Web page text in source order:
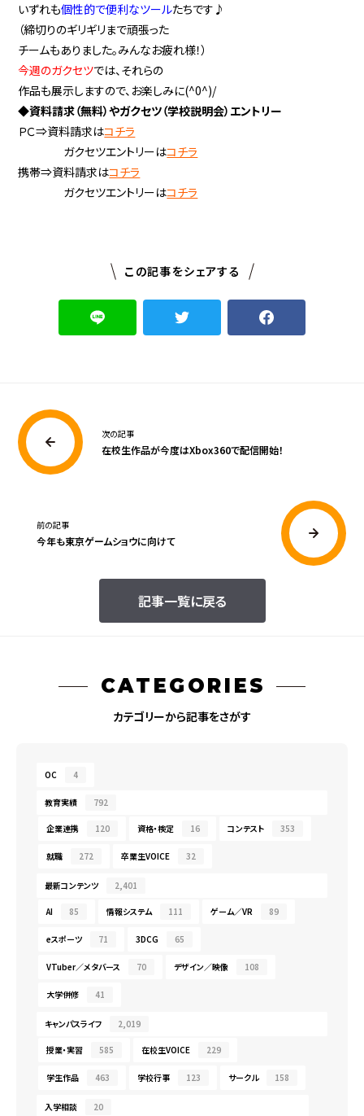
いずれも個性的で便利なツールたちです♪
（締切りのギリギリまで頑張った
チームもありました。みんなお疲れ様！）
今週のガクセツでは、それらの
作品も展示しますので、お楽しみに(^0^)/
◆資料請求（無料）やガクセツ（学校説明会）エントリー
ＰＣ⇒資料請求はコチラ
ガクセツエントリーはコチラ
携帯⇒資料請求はコチラ
ガクセツエントリーはコチラ
この記事をシェアする
次の記事
在校生作品が今度はXbox360で配信開始！
記事一覧に戻る
前の記事
今年も東京ゲームショウに向けて
CATEGORIES
カテゴリーから記事をさがす
OC 4
教育実績 792
企業連携 120 資格・検定 16 コンテスト 353
就職 272 卒業生VOICE 32
最新コンテンツ 2,401
AI 85 情報システム 111 ゲーム／VR 89
eスポーツ 71 3DCG 65
VTuber／メタバース 70 デザイン／映像 108
大学併修 41
キャンパスライフ 2,019
授業・実習 585 在校生VOICE 229
学生作品 463 学校行事 123 サークル 158
入学相談 20